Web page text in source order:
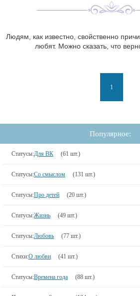
Людям, как известно, свойственно
любят. Можно сказать, что
1
Популярное:
Статусы:Для ВК (61 шт.)
Статусы:Со смыслом (131 шт.)
Статусы:Про детей (20 шт.)
Статусы:Жизнь (49 шт.)
Статусы:Любовь (77 шт.)
Стихи:О любви (41 шт.)
Статусы:Времена года (88 шт.)